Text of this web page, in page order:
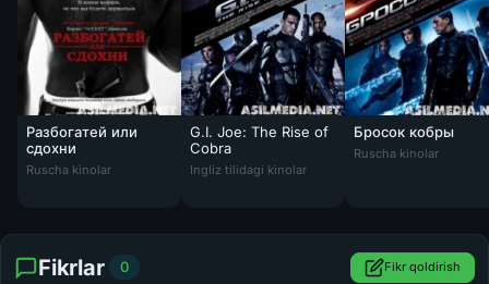
Разбогатей или
сдохни
Ruscha kinolar
G.I. Joe: The Rise of
Cobra
Ingliz tilidagi kinolar
Бросок кобры
Ruscha kinolar
Fikrlar 0 Fikr qoldirish